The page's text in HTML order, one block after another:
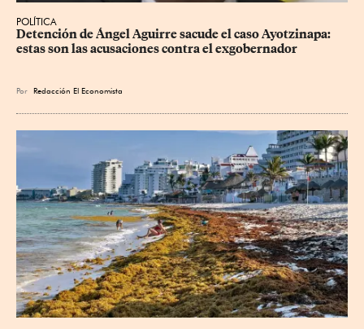
POLÍTICA
Detención de Ángel Aguirre sacude el caso Ayotzinapa:
estas son las acusaciones contra el exgobernador
Por Redacción El Economista